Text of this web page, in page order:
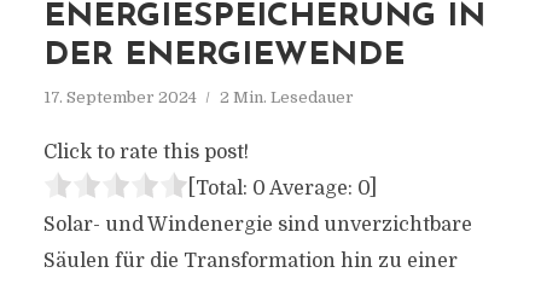
ENERGIESPEICHERUNG IN
DER ENERGIEWENDE
17. September 2024 2 Min. Lesedauer
Click to rate this post!
[Total: 0 Average: 0]
Solar- und Windenergie sind unverzichtbare
Säulen für die Transformation hin zu einer